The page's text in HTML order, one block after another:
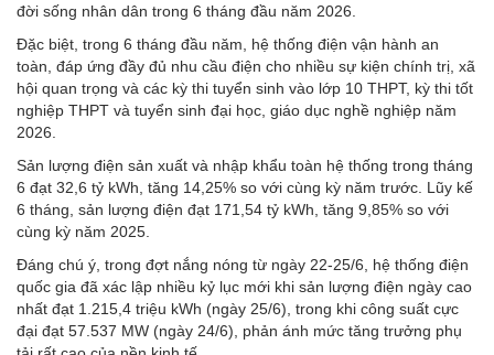
đời sống nhân dân trong 6 tháng đầu năm 2026.
Đặc biệt, trong 6 tháng đầu năm, hệ thống điện vận hành an
toàn, đáp ứng đầy đủ nhu cầu điện cho nhiều sự kiện chính trị, xã
hội quan trọng và các kỳ thi tuyển sinh vào lớp 10 THPT, kỳ thi tốt
nghiệp THPT và tuyển sinh đại học, giáo dục nghề nghiệp năm
2026.
Sản lượng điện sản xuất và nhập khẩu toàn hệ thống trong tháng
6 đạt 32,6 tỷ kWh, tăng 14,25% so với cùng kỳ năm trước. Lũy kế
6 tháng, sản lượng điện đạt 171,54 tỷ kWh, tăng 9,85% so với
cùng kỳ năm 2025.
Đáng chú ý, trong đợt nắng nóng từ ngày 22-25/6, hệ thống điện
quốc gia đã xác lập nhiều kỷ lục mới khi sản lượng điện ngày cao
nhất đạt 1.215,4 triệu kWh (ngày 25/6), trong khi công suất cực
đại đạt 57.537 MW (ngày 24/6), phản ánh mức tăng trưởng phụ